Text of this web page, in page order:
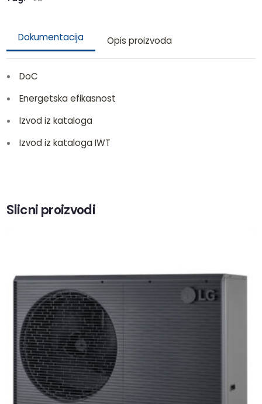
Dokumentacija Opis proizvoda
DoC
Energetska efikasnost
Izvod iz kataloga
Izvod iz kataloga IWT
Slicni proizvodi